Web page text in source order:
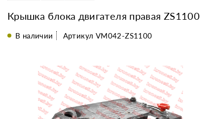
Крышка блока двигателя правая ZS1100
В наличии Артикул VM042-ZS1100